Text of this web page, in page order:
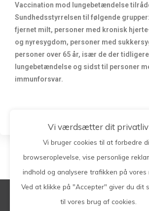
Vaccination mod lungebetændelse
Sundhedsstyrrelsen til følgende
fjernet milt, personer med kronisk
og nyresygdom, personer med
personer over 65 år, især de der
lungebetændelse og sidst til personer
immunforsvar.
Søg på hele siden
Vi værdsætter dit privatliv
Vi bruger cookies til at forbedre
browseroplevelse, vise personlige
indhold og analysere trafikken på vores
Ved at klikke på "Accepter" giver du dit
til vores brug af cookies.